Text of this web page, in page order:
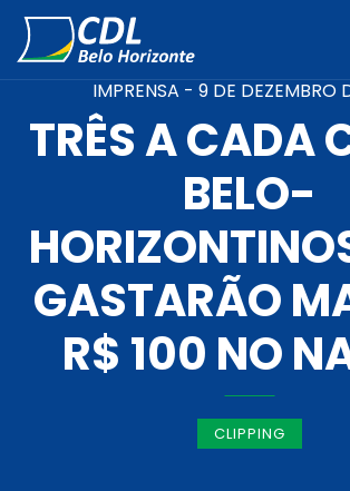
IMPRENSA - 9 DE DEZEMBRO
TRÊS A CADA
BELO-
GASTARÃO
R$ 100 NO
CLIPPING